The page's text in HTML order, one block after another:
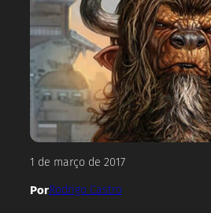
1 de março de 2017
PorRodrigo Castro